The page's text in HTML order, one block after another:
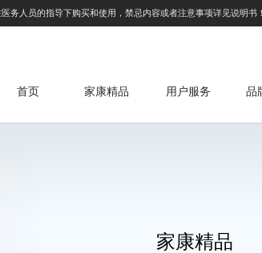
务人员的指导下购买和使用，禁忌内容或者注意事项详见说明书
家康精品
首页 . 用户服务 品
家康精品